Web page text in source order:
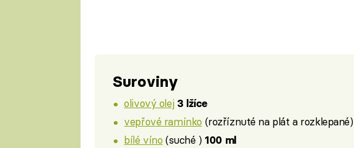
Suroviny
olivový olej 3 lžíce
vepřové ramínko (rozříznuté na plát a rozklepané)
bílé víno (suché ) 100 ml